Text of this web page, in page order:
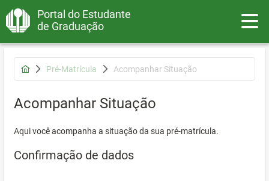
Portal do Estudante
de Graduação
Pré-Matrícula Acompanhar Situação
Acompanhar Situação
Aqui você acompanha a situação da sua pré-matrícula.
Confirmação de dados